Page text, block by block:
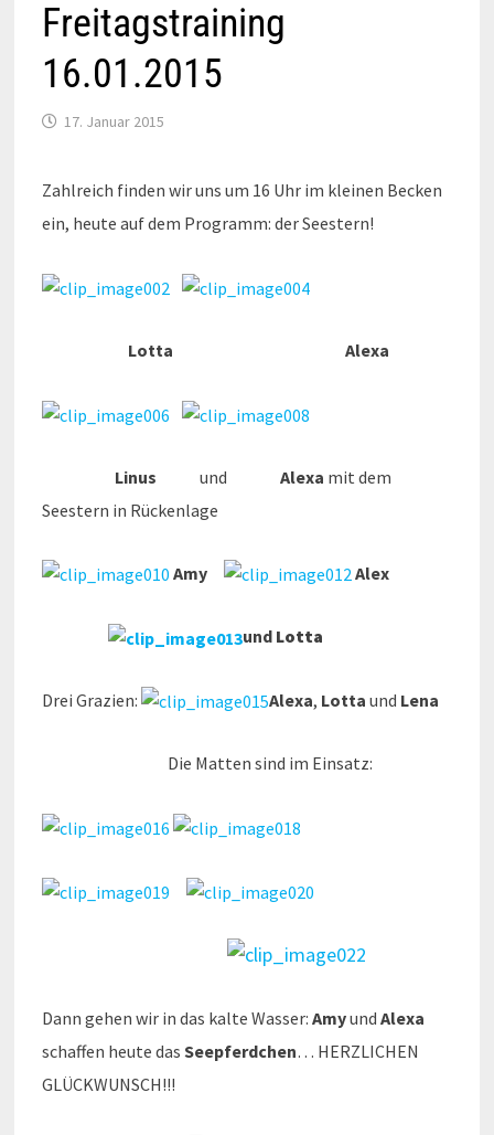
Freitagstraining
16.01.2015
17. Januar 2015
Zahlreich finden wir uns um 16 Uhr im kleinen Becken
ein, heute auf dem Programm: der Seestern!
Lotta Alexa
Linus und Alexa mit dem
Seestern in Rückenlage
Amy Alex
und Lotta
Drei Grazien: Alexa, Lotta und Lena
Die Matten sind im Einsatz:
Dann gehen wir in das kalte Wasser: Amyund Alexa
schaffen heute das Seepferdchen… HERZLICHEN
GLÜCKWUNSCH!!!